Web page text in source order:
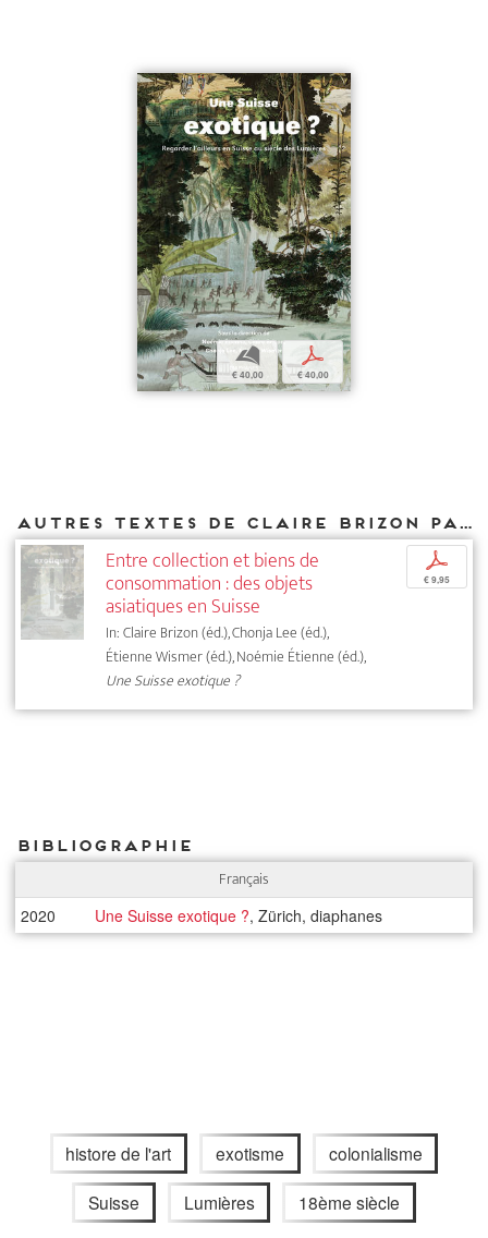
b
€ 40,00
p
€ 40,00
Autres textes de Claire Brizon parus chez DIAPHANES
Entre collection et biens de
consommation : des objets
asiatiques en Suisse
In: Claire Brizon (éd.), Chonja Lee (éd.),
Étienne Wismer (éd.), Noémie Étienne (éd.),
Une Suisse exotique ?
p
€ 9,95
Bibliographie
Français
2020 Une Suisse exotique ?, Zürich, diaphanes
histore de l'art exotisme colonialisme
Suisse Lumières 18ème siècle